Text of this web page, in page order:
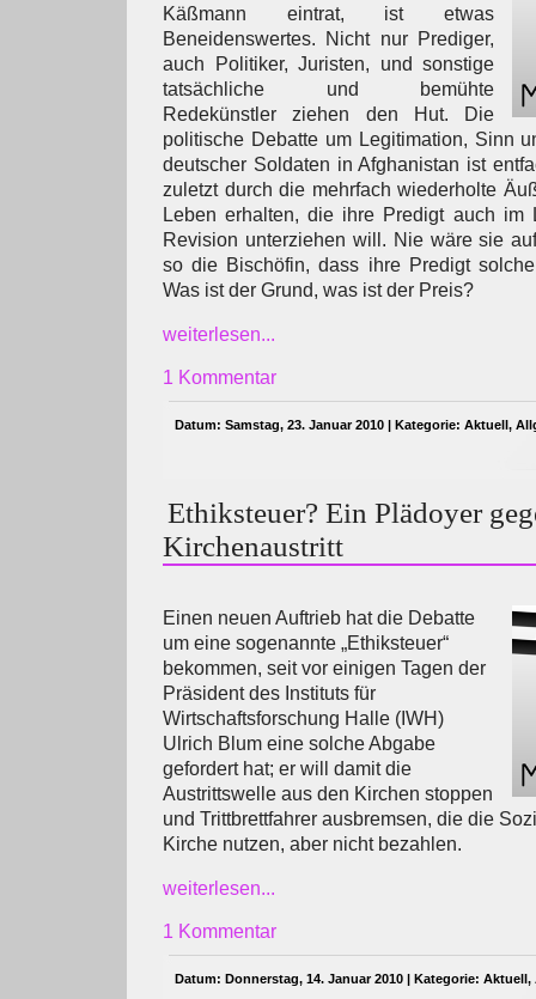
Käßmann eintrat, ist etwas
Beneidenswertes. Nicht nur Prediger,
auch Politiker, Juristen, und sonstige
tatsächliche und bemühte
Redekünstler ziehen den Hut. Die
politische Debatte um Legitimation, Sinn
deutscher Soldaten in Afghanistan ist
zuletzt durch die mehrfach wiederholte
Leben erhalten, die ihre Predigt auch im
Revision unterziehen will. Nie wäre sie
so die Bischöfin, dass ihre Predigt
Was ist der Grund, was ist der Preis?
weiterlesen...
1 Kommentar
Datum: Samstag, 23. Januar 2010 | Kategorie: Aktuell,
Ethiksteuer? Ein Plädoyer
Kirchenaustritt
Einen neuen Auftrieb hat die Debatte
um eine sogenannte „Ethiksteuer“
bekommen, seit vor einigen Tagen der
Präsident des Instituts für
Wirtschaftsforschung Halle (IWH)
Ulrich Blum eine solche Abgabe
gefordert hat; er will damit die
Austrittswelle aus den Kirchen stoppen
und Trittbrettfahrer ausbremsen, die die
Kirche nutzen, aber nicht bezahlen.
weiterlesen...
1 Kommentar
Datum: Donnerstag, 14. Januar 2010 | Kategorie: Aktuell,